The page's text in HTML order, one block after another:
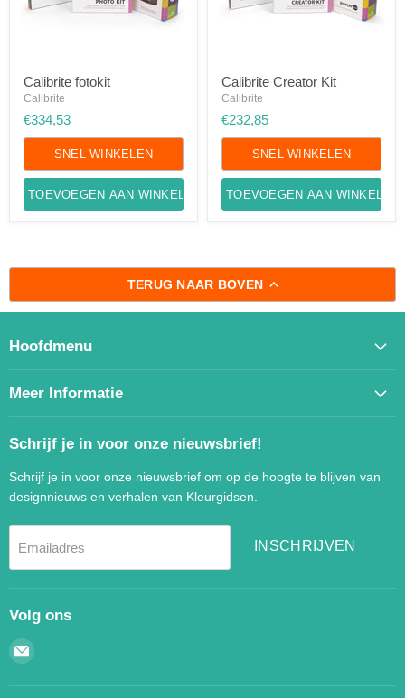
fotokit
Calibrite fotokit
Calibrite
€334,53
SNEL WINKELEN
TOEVOEGEN AAN WINKELWAGEN
Creator
Kit
Calibrite Creator Kit
Calibrite
€232,85
SNEL WINKELEN
TOEVOEGEN AAN
TERUG NAAR BOVEN
Hoofdmenu
Meer Informatie
Schrijf je in voor onze nieuwsbrief!
Schrijf je in voor onze nieuwsbrief om op de hoogte te blijven van
designnieuws en verhalen van Kleurgidsen.
Emailadres INSCHRIJVEN
Volg ons
Email